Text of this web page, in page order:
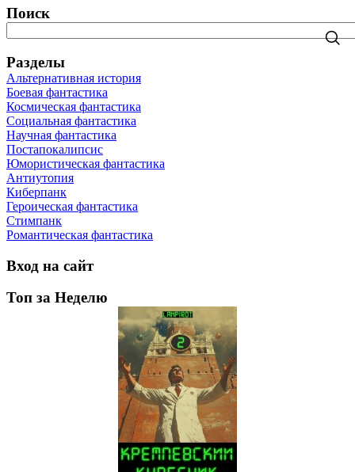
Поиск
Разделы
Альтернативная история
Боевая фантастика
Космическая фантастика
Социальная фантастика
Научная фантастика
Постапокалипсис
Юмористическая фантастика
Антиутопия
Киберпанк
Героическая фантастика
Стимпанк
Романтическая фантастика
Вход на сайт
Топ за Неделю